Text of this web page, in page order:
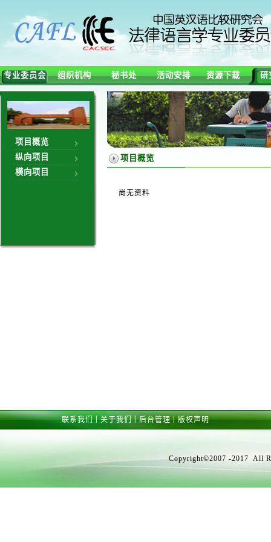
专业委员会 组织机构 秘书处 活动安排 资源下载 研
项目概览
纵向项目
横向项目
项目概览
尚无资料
联系我们 | 关于我们 | 后台管理 | 版权声明
Copyright©2007 -2017 All